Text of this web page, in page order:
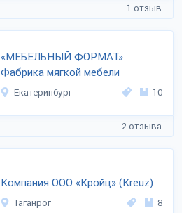
1 отзыв
«МЕБЕЛЬНЫЙ ФОРМАТ»
Фабрика мягкой мебели
Екатеринбург 10
2 отзыва
Компания ООО «Кройц» (Kreuz)
Таганрог 8